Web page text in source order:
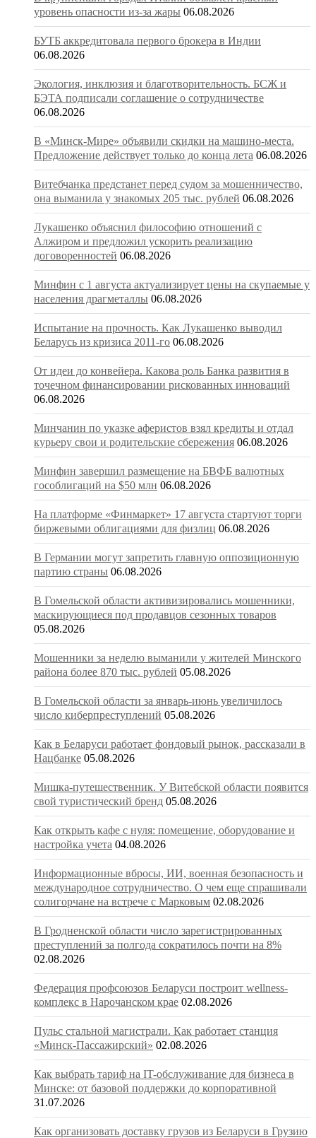
уровень опасности из-за жары 06.08.2026
БУТБ аккредитовала первого брокера в Индии
06.08.2026
Экология, инклюзия и благотворительность. БСЖ и
БЭТА подписали соглашение о сотрудничестве
06.08.2026
В «Минск-Мире» объявили скидки на машино-места.
Предложение действует только до конца лета 06.08.2026
Витебчанка предстанет перед судом за мошенничество,
она выманила у знакомых 205 тыс. рублей 06.08.2026
Лукашенко объяснил философию отношений с
Алжиром и предложил ускорить реализацию
договоренностей 06.08.2026
Минфин с 1 августа актуализирует цены на скупаемые у
населения драгметаллы 06.08.2026
Испытание на прочность. Как Лукашенко выводил
Беларусь из кризиса 2011-го 06.08.2026
От идеи до конвейера. Какова роль Банка развития в
точечном финансировании рискованных инноваций
06.08.2026
Минчанин по указке аферистов взял кредиты и отдал
курьеру свои и родительские сбережения 06.08.2026
Минфин завершил размещение на БВФБ валютных
гособлигаций на $50 млн 06.08.2026
На платформе «Финмаркет» 17 августа стартуют торги
биржевыми облигациями для физлиц 06.08.2026
В Германии могут запретить главную оппозиционную
партию страны 06.08.2026
В Гомельской области активизировались мошенники,
маскирующиеся под продавцов сезонных товаров
05.08.2026
Мошенники за неделю выманили у жителей Минского
района более 870 тыс. рублей 05.08.2026
В Гомельской области за январь-июнь увеличилось
число киберпреступлений 05.08.2026
Как в Беларуси работает фондовый рынок, рассказали в
Нацбанке 05.08.2026
Мишка-путешественник. У Витебской области появится
свой туристический бренд 05.08.2026
Как открыть кафе с нуля: помещение, оборудование и
настройка учета 04.08.2026
Информационные вбросы, ИИ, военная безопасность и
международное сотрудничество. О чем еще спрашивали
солигорчане на встрече с Марковым 02.08.2026
В Гродненской области число зарегистрированных
преступлений за полгода сократилось почти на 8%
02.08.2026
Федерация профсоюзов Беларуси построит wellness-
комплекс в Нарочанском крае 02.08.2026
Пульс стальной магистрали. Как работает станция
«Минск-Пассажирский» 02.08.2026
Как выбрать тариф на IT-обслуживание для бизнеса в
Минске: от базовой поддержки до корпоративной
31.07.2026
Как организовать доставку грузов из Беларуси в Грузию